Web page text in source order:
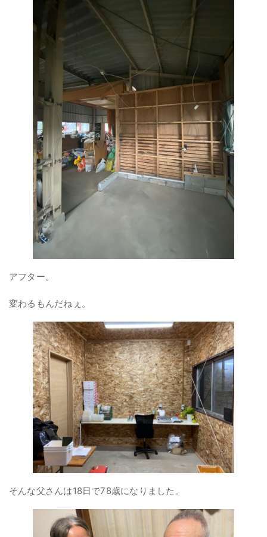
アフター。
変わるもんだねぇ。
そんな父さんは18日で78歳になりました。